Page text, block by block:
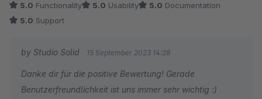
Produktgalerie listen möchte.
5.0 Functionality 5.0 Usability 5.0 Documentation
5.0 Support
by Studio Solid 15 September 2023 14:28
Danke dir für die positive Bewertung! Gerade
Benutzerfreundlichkeit ist uns immer sehr wichtig :)